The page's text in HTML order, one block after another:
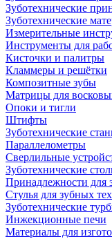
Зуботехнические
Зуботехнические
Измерительные
Инструменты для
Кисточки и палитры
Кламмеры и решётки
Композитные зубы
Матрицы для
Опоки и тигли
Штифты
Зуботехнические
Параллелометры
Сверлильные
Зуботехнические
Принадлежности для
Стулья для зубных
Зуботехнические
Инжекционные печи
Материалы для